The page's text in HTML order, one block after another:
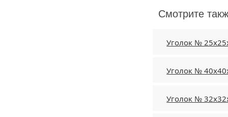
Смотрите
Уголок №
Уголок №
Уголок №